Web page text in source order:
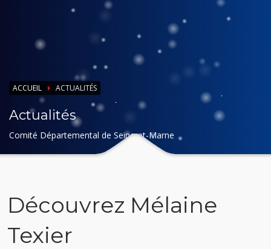
ACCUEIL ACTUALITÉS
Actualités
Comité Départemental de Seine-et-Marne
Découvrez Mélaine
Texier